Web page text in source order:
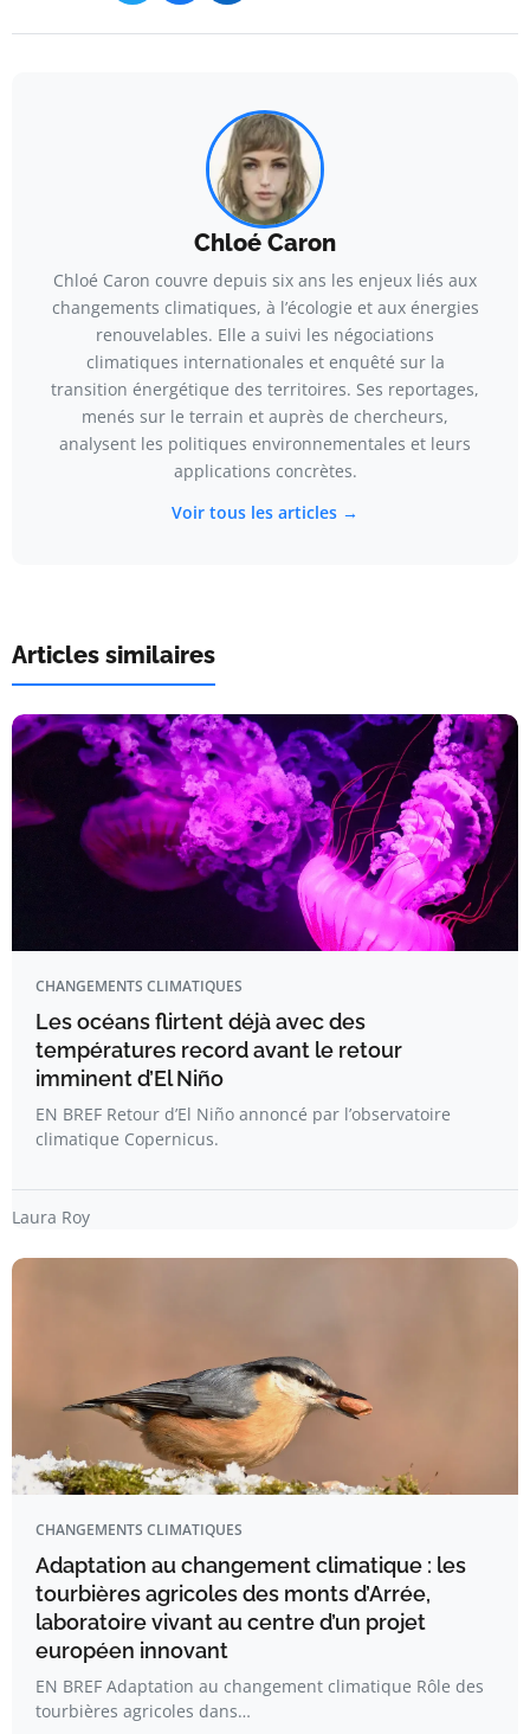
Chloé Caron
Chloé Caron couvre depuis six ans les enjeux liés aux
changements climatiques, à l’écologie et aux énergies
renouvelables. Elle a suivi les négociations
climatiques internationales et enquêté sur la
transition énergétique des territoires. Ses reportages,
menés sur le terrain et auprès de chercheurs,
analysent les politiques environnementales et leurs
applications concrètes.
Voir tous les articles →
Articles similaires
CHANGEMENTS CLIMATIQUES
Les océans flirtent déjà avec des
températures record avant le retour
imminent d’El Niño
EN BREF Retour d’El Niño annoncé par l’observatoire
climatique Copernicus.
Laura Roy
CHANGEMENTS CLIMATIQUES
Adaptation au changement climatique : les
tourbières agricoles des monts d’Arrée,
laboratoire vivant au centre d’un projet
européen innovant
EN BREF Adaptation au changement climatique Rôle des
tourbières agricoles dans…